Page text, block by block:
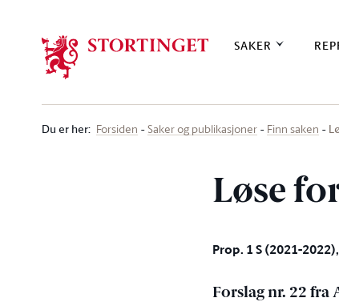
SAKER
Du er her: Forsiden Saker og publikasjoner Finn saken
Løse
Prop. 1 S (2021-
Forslag nr. 22 fra